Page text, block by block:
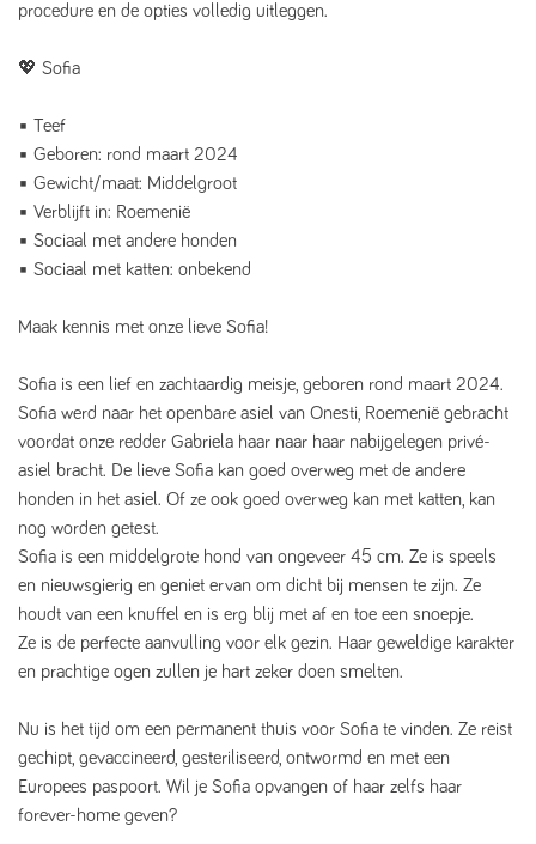
procedure en de opties volledig uitleggen.
💖 Sofia ️
▪️ Teef
▪️ Geboren: rond maart 2024
▪️ Gewicht/maat: Middelgroot
▪️ Verblijft in: Roemenië
▪️ Sociaal met andere honden
▪️ Sociaal met katten: onbekend
Maak kennis met onze lieve Sofia!
Sofia is een lief en zachtaardig meisje, geboren rond maart 2024.
Sofia werd naar het openbare asiel van Onesti, Roemenië gebracht
voordat onze redder Gabriela haar naar haar nabijgelegen privé-
asiel bracht. De lieve Sofia kan goed overweg met de andere
honden in het asiel. Of ze ook goed overweg kan met katten, kan
nog worden getest.
Sofia is een middelgrote hond van ongeveer 45 cm. Ze is speels
en nieuwsgierig en geniet ervan om dicht bij mensen te zijn. Ze
houdt van een knuffel en is erg blij met af en toe een snoepje.
Ze is de perfecte aanvulling voor elk gezin. Haar geweldige karakter
en prachtige ogen zullen je hart zeker doen smelten.
Nu is het tijd om een ​​permanent thuis voor Sofia te vinden. Ze reist
gechipt, gevaccineerd, gesteriliseerd, ontwormd en met een
Europees paspoort. Wil je Sofia opvangen of haar zelfs haar
forever-home geven?